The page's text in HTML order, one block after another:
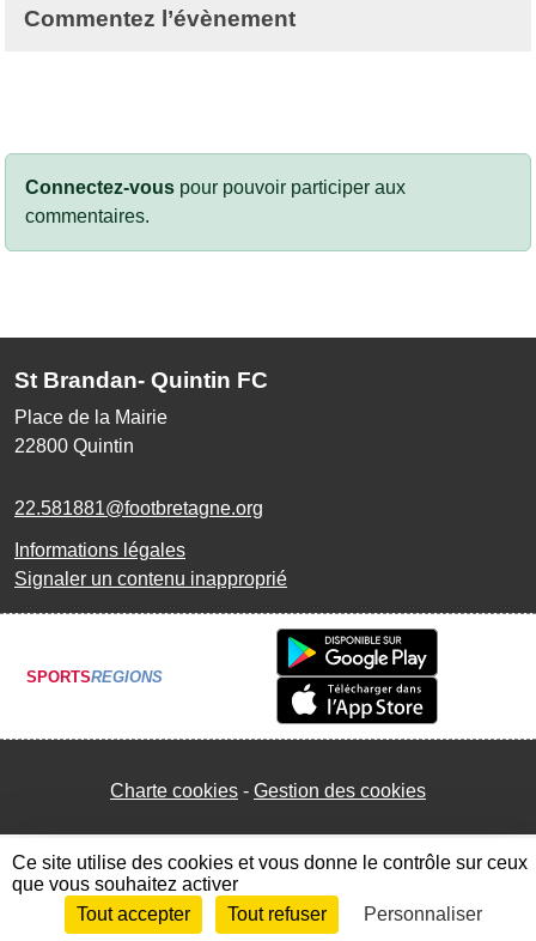
Commentez l’évènement
Connectez-vous pour pouvoir participer aux
commentaires.
St Brandan- Quintin FC
Place de la Mairie
22800 Quintin
22.581881@footbretagne.org
Informations légales
Signaler un contenu inapproprié
SPORTSREGIONS
Charte cookies Gestion des cookies
Envie de participer ? Connexion
Ce site utilise des cookies et vous donne le contrôle sur ceux
que vous souhaitez activer
Tout accepter
Tout refuser Personnaliser